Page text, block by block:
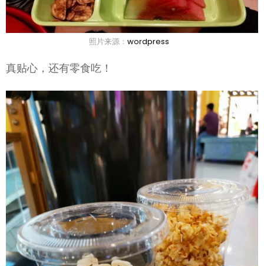
照片来源： wordpress
真贴心，还有零食吃！